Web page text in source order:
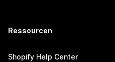
Ressourcen
Shopify Help Center